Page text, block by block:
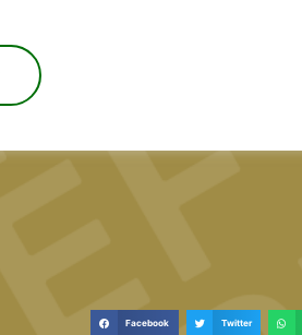
Facebook Twitter